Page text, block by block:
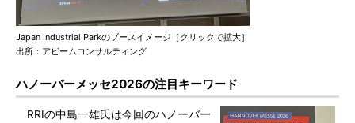
Japan Industrial Parkのブースイメージ［クリックで拡大］
出所：アビームコンサルティング
ハノーバーメッセ2026の注目キーワード
RRIの中島一雄氏は今回のハノーバー